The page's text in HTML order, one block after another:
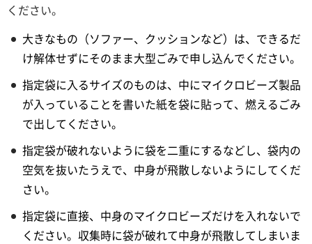
ください。
大きなもの（ソファー、クッションなど）は、できるだ
け解体せずにそのまま大型ごみで申し込んでください。
指定袋に入るサイズのものは、中にマイクロビーズ製品
が入っていることを書いた紙を袋に貼って、燃えるごみ
で出してください。
指定袋が破れないように袋を二重にするなどし、袋内の
空気を抜いたうえで、中身が飛散しないようにしてくだ
さい。
指定袋に直接、中身のマイクロビーズだけを入れないで
ください。収集時に袋が破れて中身が飛散してしまいま